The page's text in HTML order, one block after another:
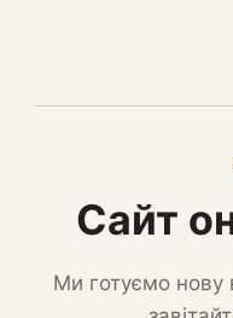
Сайт
Ми готуємо нову